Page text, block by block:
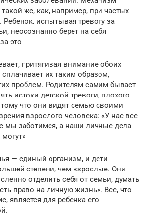
же, как, например, при частых
Ребенок, испытывая тревогу за
неосознанно берет на себя
это
притягивая внимание обоих
сплачивает их таким образом,
проблем. Родителям самим бывает
истоки детской тревоги, плохого
что они видят семью своими
взрослого человека: «У нас все
мы заботимся, а наши личные дела
— единый организм, и дети
степени, чем взрослые. Они
отделить себя от семьи, думать
право на личную жизнь». Все, что
является для ребенка его